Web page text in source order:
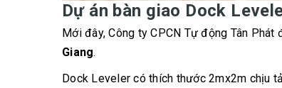
Dự án bàn giao Dock
Mới đây, Công ty CPCN Tự động Tân Phát
Giang.
Dock Leveler có thích thước 2mx2m chịu